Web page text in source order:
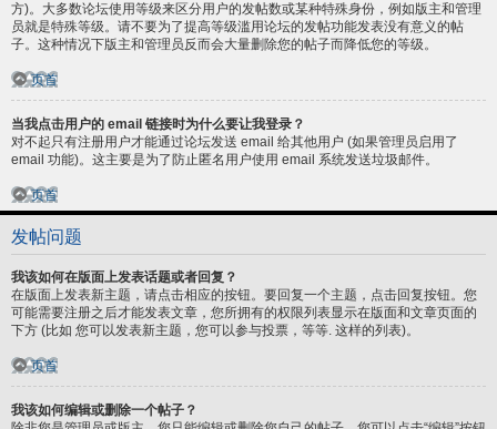
方)。大多数论坛使用等级来区分用户的发帖数或某种特殊身份，例如版主和管理
员就是特殊等级。请不要为了提高等级滥用论坛的发帖功能发表没有意义的帖
子。这种情况下版主和管理员反而会大量删除您的帖子而降低您的等级。
页首
当我点击用户的 email 链接时为什么要让我登录？
对不起只有注册用户才能通过论坛发送 email 给其他用户 (如果管理员启用了
email 功能)。这主要是为了防止匿名用户使用 email 系统发送垃圾邮件。
页首
发帖问题
我该如何在版面上发表话题或者回复？
在版面上发表新主题，请点击相应的按钮。要回复一个主题，点击回复按钮。您
可能需要注册之后才能发表文章，您所拥有的权限列表显示在版面和文章页面的
下方 (比如 您可以发表新主题，您可以参与投票，等等. 这样的列表)。
页首
我该如何编辑或删除一个帖子？